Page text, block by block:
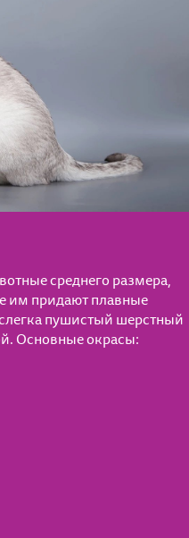
среднего размера,
им придают плавные
пушистый шерстный
Основные окрасы: